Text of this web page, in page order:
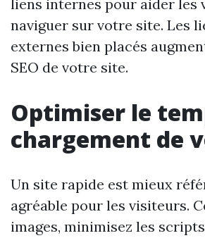
liens internes pour aider les
naviguer sur votre site. Les
externes bien placés
SEO de votre site.
Optimiser le
chargement de
Un site rapide est mieux
agréable pour les visiteurs.
images, minimisez les